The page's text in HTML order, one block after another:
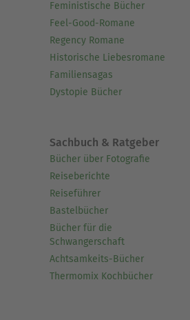
Feministische Bücher
Feel-Good-Romane
Regency Romane
Historische Liebesromane
Familiensagas
Dystopie Bücher
Sachbuch & Ratgeber
Bücher über Fotografie
Reiseberichte
Reiseführer
Bastelbücher
Bücher für die
Schwangerschaft
Achtsamkeits-Bücher
Thermomix Kochbücher